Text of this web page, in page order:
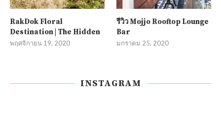
RakDok Floral
Destination | The Hidden
พฤศจิกายน 19, 2020
รีวิว Mojjo Rooftop Lounge
Bar
มกราคม 25, 2020
INSTAGRAM